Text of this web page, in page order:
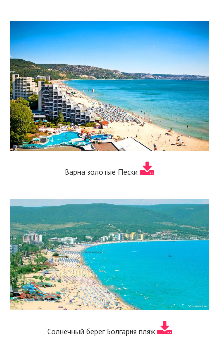
Варна золотые Пески
Солнечный берег Болгария пляж